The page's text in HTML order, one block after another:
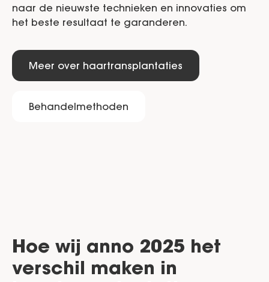
naar de nieuwste technieken en innovaties om
het beste resultaat te garanderen.
Meer over haartransplantaties
Behandelmethoden
Hoe wij anno 2025 het
verschil maken in